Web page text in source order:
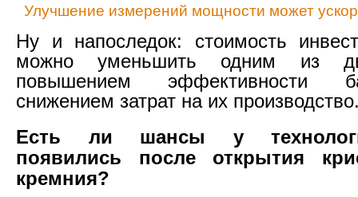
Улучшение измерений мощности может
Ну и напоследок: стоимость
можно уменьшить одним из
повышением эффективности
снижением затрат на их
Есть ли шансы у
появились после открытия
кремния?